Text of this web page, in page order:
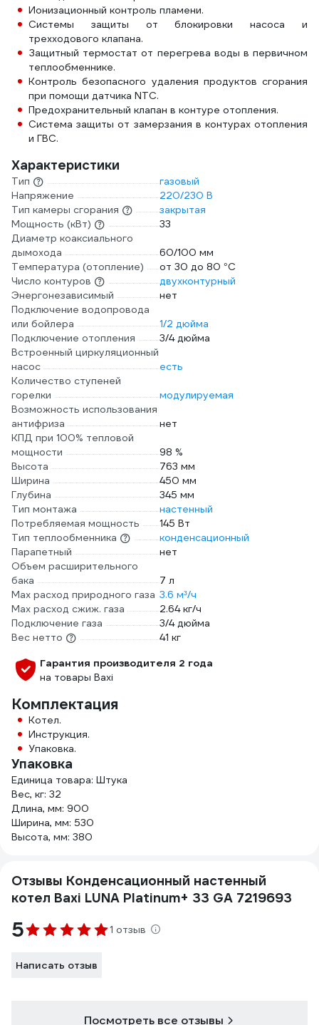
Ионизационный контроль пламени.
Системы защиты от блокировки насоса и
трехходового клапана.
Защитный термостат от перегрева воды в первичном
теплообменнике.
Контроль безопасного удаления продуктов сгорания
при помощи датчика NTC.
Предохранительный клапан в контуре отопления.
Система защиты от замерзания в контурах отопления
и ГВС.
Характеристики
Тип
газовый
Напряжение
220/230 В
Тип камеры сгорания
закрытая
Мощность (кВт)
33
Диаметр коаксиального
дымохода
60/100 мм
Температура (отопление)
от 30 до 80 °С
Число контуров
двухконтурный
Энергонезависимый
нет
Подключение водопровода
или бойлера
1/2 дюйма
Подключение отопления
3/4 дюйма
Встроенный циркуляционный
насос
есть
Количество ступеней
горелки
модулируемая
Возможность использования
антифриза
нет
КПД при 100% тепловой
мощности
98 %
Высота
763 мм
Ширина
450 мм
Глубина
345 мм
Тип монтажа
настенный
Потребляемая мощность
145 Вт
Тип теплообменника
конденсационный
Парапетный
нет
Объем расширительного
бака
7 л
Max расход природного газа 3.6 м³/ч
Max расход сжиж. газа
2.64 кг/ч
Подключение газа
3/4 дюйма
Вес нетто
41 кг
Гарантия производителя 2 года
на товары Baxi
Комплектация
Котел.
Инструкция.
Упаковка.
Упаковка
Единица товара: Штука
Вес, кг: 32
Длина, мм: 900
Ширина, мм: 530
Высота, мм: 380
Отзывы Конденсационный настенный
котел Baxi LUNA Platinum+ 33 GA 7219693
5 1 отзыв
Написать отзыв
Посмотреть все отзывы